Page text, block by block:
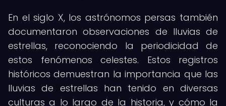
En el siglo X, los astrónomos persas también
documentaron observaciones de lluvias de
estrellas, reconociendo la periodicidad de
estos fenómenos celestes. Estos registros
históricos demuestran la importancia que las
lluvias de estrellas han tenido en diversas
culturas a lo largo de la historia, y cómo la